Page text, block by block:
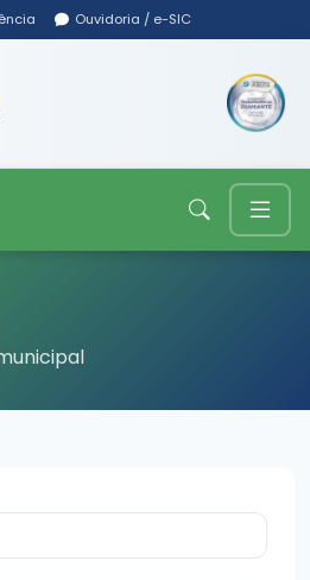
Ouvidoria / e-SIC